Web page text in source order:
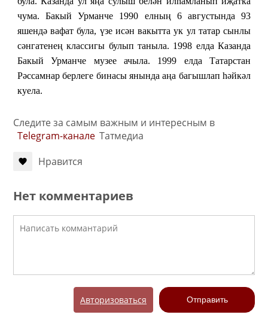
чума. Бакый Урманче 1990 елның 6 августында 93
яшендә вафат була, үзе исән вакытта ук ул татар сынлы
сәнгатенең классигы булып таныла. 1998 елда Казанда
Бакый Урманче музее ачыла. 1999 елда Татарстан
Рәссамнар берлеге бинасы янында аңа багышлап һәйкәл
куела.
Следите за самым важным и интересным в
Telegram-канале Татмедиа
Нравится
Нет комментариев
Авторизоваться Отправить